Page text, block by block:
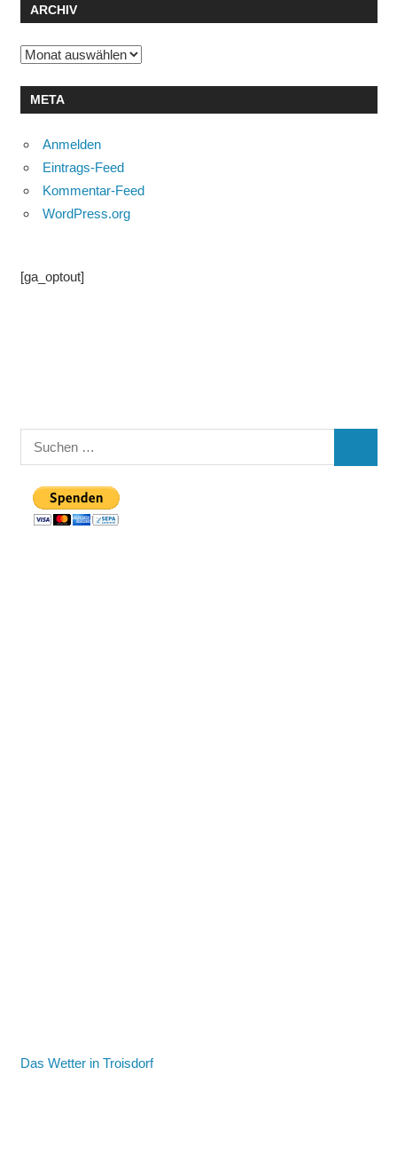
ARCHIV
Archiv
META
Anmelden
Eintrags-Feed
Kommentar-Feed
WordPress.org
[ga_optout]
Suchen
nach:
Das Wetter in Troisdorf